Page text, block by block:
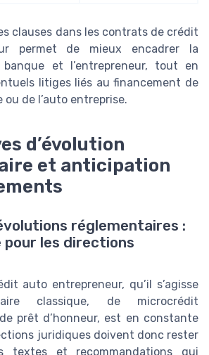
clauses dans les contrats de crédit
permet de mieux encadrer la
et l’entrepreneur, tout en
litiges liés au financement de
ou de l’auto entreprise.
d’évolution
et anticipation
réglementaires :
pour les directions
auto entrepreneur, qu’il s’agisse
classique, de microcrédit
prêt d’honneur, est en constante
juridiques doivent donc rester
textes et recommandations qui